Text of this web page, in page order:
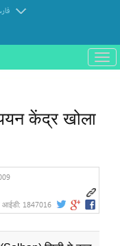
ب
ا
केंद्र खोला
आईडी: 1847016